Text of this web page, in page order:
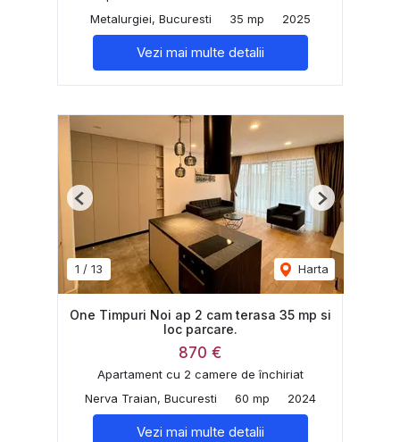
Metalurgiei, Bucuresti
35 mp 2025
Vezi mai multe detalii
1 / 13 Harta
Previous Next
One Timpuri Noi ap 2 cam terasa 35 mp si
loc parcare.
870 €
Apartament cu 2 camere de închiriat
Nerva Traian, Bucuresti
60 mp 2024
Vezi mai multe detalii